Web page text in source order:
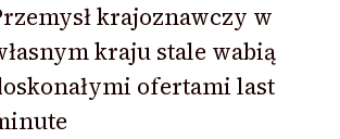
krajoznawczy w
kraju stale wabią
ofertami last